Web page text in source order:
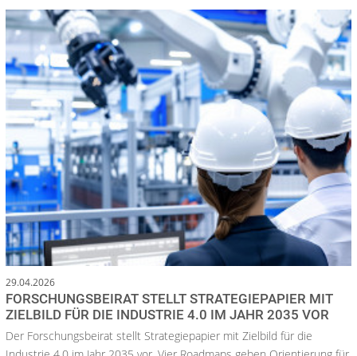
29.04.2026
FORSCHUNGSBEIRAT STELLT STRATEGIEPAPIER MIT
ZIELBILD FÜR DIE INDUSTRIE 4.0 IM JAHR 2035 VOR
Der Forschungsbeirat stellt Strategiepapier mit Zielbild für die